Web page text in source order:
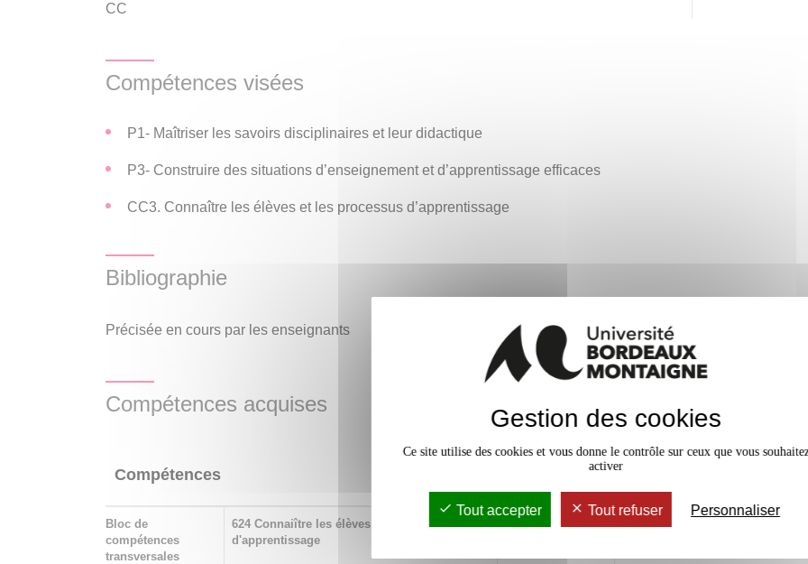
CC
Compétences visées
P1- Maîtriser les savoirs disciplinaires et leur didactique
P3- Construire des situations d’enseignement et d’apprentissage efficaces
CC3. Connaître les élèves et les processus d’apprentissage
Bibliographie
Précisée en cours par les enseignants
Compétences acquises
Compétences
Bloc de
compétences
transversales
624 Connaiître les élèves et les processus
d'apprentissage
x
Gestion des cookies
Ce site utilise des cookies et vous donne le contrôle sur ceux que vous
activer
Tout accepter Tout refuser Personnaliser